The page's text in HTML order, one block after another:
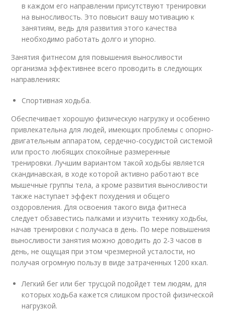
в каждом его направлении присутствуют тренировки
на выносливость. Это повысит вашу мотивацию к
занятиям, ведь для развития этого качества
необходимо работать долго и упорно.
Занятия фитнесом для повышения выносливости
организма эффективнее всего проводить в следующих
направлениях:
Спортивная ходьба.
Обеспечивает хорошую физическую нагрузку и особенно
привлекательна для людей, имеющих проблемы с опорно-
двигательным аппаратом, сердечно-сосудистой системой
или просто любящих спокойные размеренные
тренировки. Лучшим вариантом такой ходьбы является
скандинавская, в ходе которой активно работают все
мышечные группы тела, а кроме развития выносливости
также наступает эффект похудения и общего
оздоровления. Для освоения такого вида фитнеса
следует обзавестись палками и изучить технику ходьбы,
начав тренировки с получаса в день. По мере повышения
выносливости занятия можно доводить до 2-3 часов в
день, не ощущая при этом чрезмерной усталости, но
получая огромную пользу в виде затраченных 1200 ккал.
Легкий бег или бег трусцой подойдет тем людям, для
которых ходьба кажется слишком простой физической
нагрузкой.